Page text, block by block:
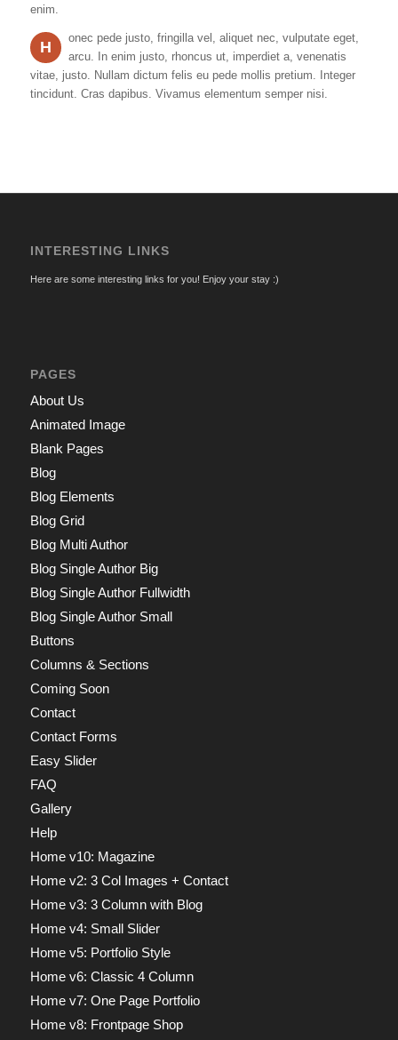
enim.
H
onec pede justo, fringilla vel, aliquet nec, vulputate eget,
arcu. In enim justo, rhoncus ut, imperdiet a, venenatis
vitae, justo. Nullam dictum felis eu pede mollis pretium. Integer
tincidunt. Cras dapibus. Vivamus elementum semper nisi.
INTERESTING LINKS
Here are some interesting links for you! Enjoy your stay :)
PAGES
About Us
Animated Image
Blank Pages
Blog
Blog Elements
Blog Grid
Blog Multi Author
Blog Single Author Big
Blog Single Author Fullwidth
Blog Single Author Small
Buttons
Columns & Sections
Coming Soon
Contact
Contact Forms
Easy Slider
FAQ
Gallery
Help
Home v10: Magazine
Home v2: 3 Col Images + Contact
Home v3: 3 Column with Blog
Home v4: Small Slider
Home v5: Portfolio Style
Home v6: Classic 4 Column
Home v7: One Page Portfolio
Home v8: Frontpage Shop